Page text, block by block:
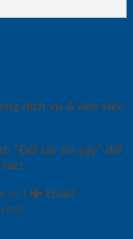
dịch vụ & làm việc
“Đối tác tin cậy” đối
Email :